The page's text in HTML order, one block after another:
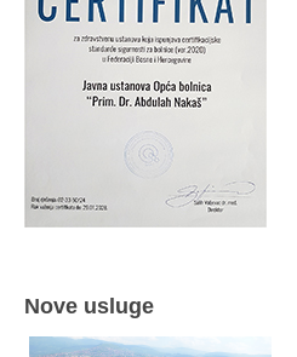
Nove usluge